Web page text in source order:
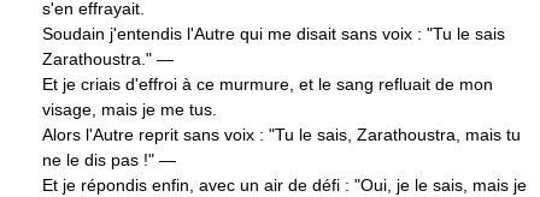
s'en effrayait.
Soudain j'entendis l'Autre qui me disait sans voix : "Tu le sais
Zarathoustra." —
Et je criais d'effroi à ce murmure, et le sang refluait de mon
visage, mais je me tus.
Alors l'Autre reprit sans voix : "Tu le sais, Zarathoustra, mais tu
ne le dis pas !" —
Et je répondis enfin, avec un air de défi : "Oui, je le sais, mais je